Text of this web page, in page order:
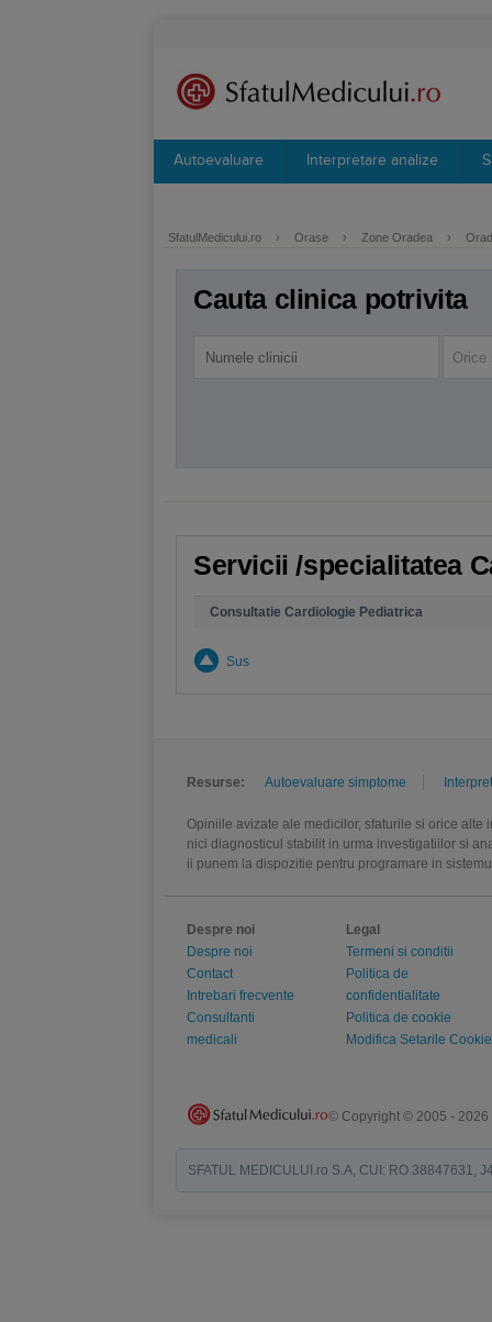
Autoevaluare Interpretare analize
SfatulMedicului.ro › Orase › Zone Oradea ›
Cauta clinica potrivita
Orice
Servicii /specialitatea
Consultatie Cardiologie Pediatrica
Sus
Resurse: Autoevaluare simptome
Opiniile avizate ale medicilor, sfaturile si orice
nici diagnosticul stabilit in urma investigatiilor si
ii punem la dispozitie pentru programare in
Despre noi
Despre noi
Contact
Intrebari frecvente
Consultanti
medicali
Legal
Termeni si conditii
Politica de
confidentialitate
Politica de cookie
Modifica Setarile Cookie
© Copyright © 2005 - 2026
SFATUL MEDICULUI.ro S.A, CUI: RO 38847631,